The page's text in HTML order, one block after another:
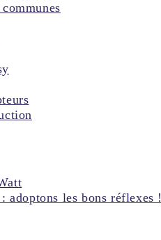
adoptons les bons réflexes !